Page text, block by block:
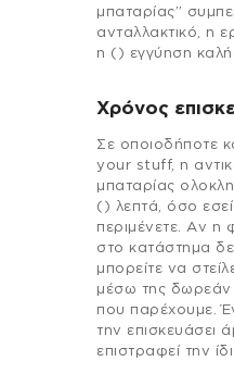
μπαταρίας”
ανταλλακτικό, η
η () εγγύηση
Χρόνος
Σε οποιοδήποτε
your stuff, η
μπαταρίας
() λεπτά, όσο
περιμένετε. Αν η
στο κατάστημα
μπορείτε να
μέσω της δωρεάν
που παρέχουμε.
την επισκευάσει
επιστραφεί την